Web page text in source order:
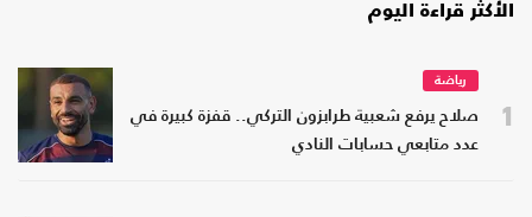
الأكثر قراءة اليوم
1
رياضة
صلاح يرفع شعبية طرابزون التركي.. قفزة كبيرة في
عدد متابعي حسابات النادي